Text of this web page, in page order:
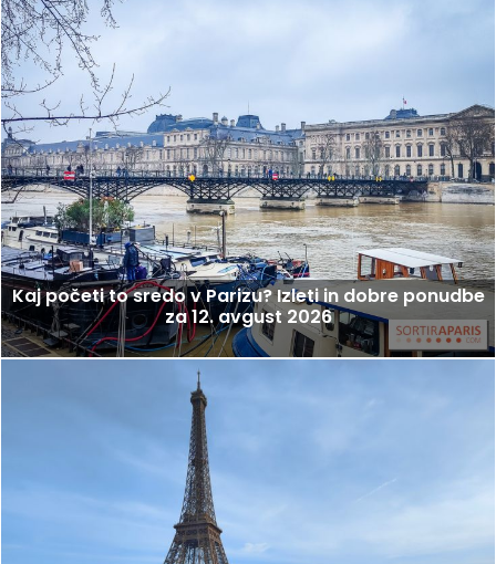
Kaj početi to sredo v Parizu? Izleti in dobre ponudbe
za 12. avgust 2026